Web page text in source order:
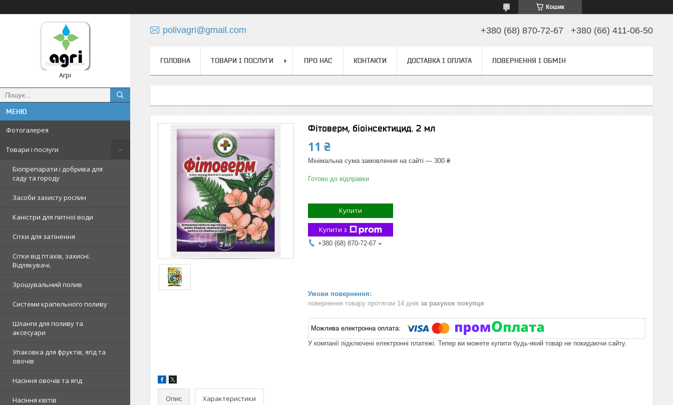
Кошик
Агрі
Фотогалерея
Товари і послуги
Біопрепарати і добрива для
саду та городу
Засоби захисту рослин
Каністри для питної води
Сітки для затінення
Сітки від птахів, захисні.
Відлякувачі.
Зрошувальний полив
Системи крапельного поливу
Шланги для поливу та
аксесуари
Упаковка для фруктів, ягід та
овочів
Насіння овочів та ягід
Насіння квітів
polivagri@gmail.com +380 (68) 870-72-67 +380 (66) 411-06-50
ГОЛОВНА ТОВАРИ І ПОСЛУГИ ПРО НАС КОНТАКТИ ДОСТАВКА І ОПЛАТА ПОВЕРНЕННЯ І ОБМІН
Фітоверм, біоінсектицид. 2 мл
11 ₴
Мінімальна сума замовлення на сайті — 300 ₴
Готово до відправки
Купити
Купити з
+380 (68) 870-72-67
повернення товару протягом 14 днів за рахунок покупця
У компанії підключені електронні платежі. Тепер ви можете купити будь-який товар не покидаючи сайту.
Опис Характеристики